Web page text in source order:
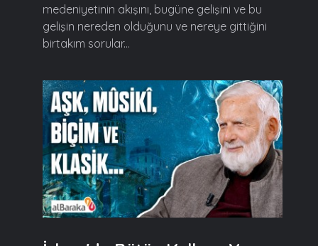
medeniyetinin akışını, bugüne gelişini ve bu
gelişin nereden olduğunu ve nereye gittiğini
birtakım sorular...